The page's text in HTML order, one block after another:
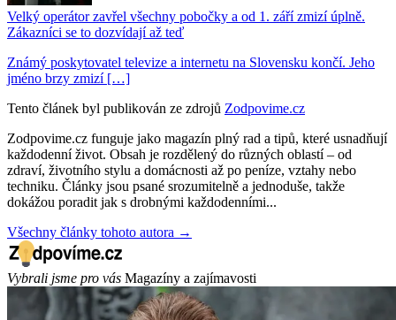
Velký operátor zavřel všechny pobočky a od 1. září zmizí úplně.
Zákazníci se to dozvídají až teď
Známý poskytovatel televize a internetu na Slovensku končí. Jeho
jméno brzy zmizí […]
Tento článek byl publikován ze zdrojů Zodpovime.cz
Zodpovime.cz funguje jako magazín plný rad a tipů, které usnadňují
každodenní život. Obsah je rozdělený do různých oblastí – od
zdraví, životního stylu a domácnosti až po peníze, vztahy nebo
techniku. Články jsou psané srozumitelně a jednoduše, takže
dokážou poradit jak s drobnými každodenními...
Všechny články tohoto autora →
Vybrali jsme pro vás Magazíny a zajímavosti